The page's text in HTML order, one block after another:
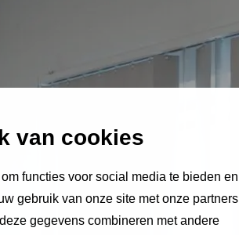
van cookies
functies voor social media te bieden en
gebruik van onze site met onze partners
gegevens combineren met andere